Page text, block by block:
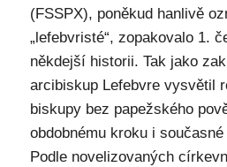
(FSSPX), poněkud hanlivě
„lefebvristé“, zopakovalo 1.
někdejší historii. Tak jako
arcibiskup Lefebvre vysvětil
biskupy bez papežského
obdobnému kroku i
Podle novelizovaných